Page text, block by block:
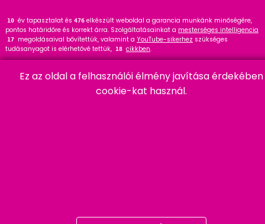
12 év tapasztalat és 476elkészült weboldal a garancia munkánk minőségére,
pontos határidőre és korrekt árra. Szolgáltatásainkat a mesterséges intelligencia
17 megoldásaival bővítettük, valamint a YouTube-sikerhez szükséges
tudásanyagot is elérhetővé tettük, 18 cikkben.
szakértőként ajánlom a 91 cikket és bővítményt.
Ez az oldal a felhasználói élmény javítása érdekében
cookie-kat használ.